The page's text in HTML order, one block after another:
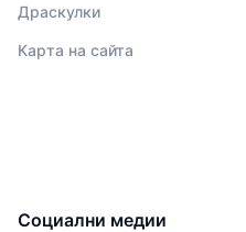
Драскулки
Карта на сайта
Социални медии